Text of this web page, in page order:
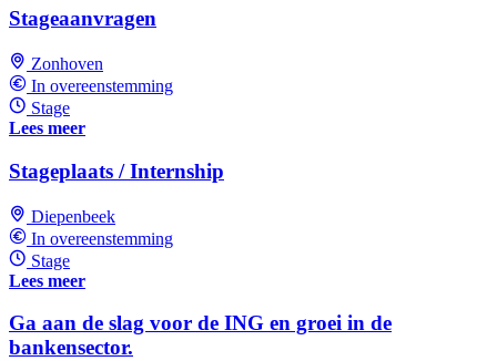
Stageaanvragen
Zonhoven
In overeenstemming
Stage
Lees meer
Stageplaats / Internship
Diepenbeek
In overeenstemming
Stage
Lees meer
Ga aan de slag voor de ING en groei in de
bankensector.